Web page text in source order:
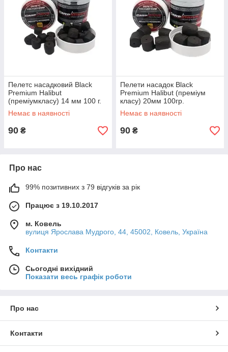
Пелетс насадковий Black
Premium Halibut
(преміумкласу) 14 мм 100 г.
Немає в наявності
90 ₴
Пелети насадок Black
Premium Halibut (преміум
класу) 20мм 100гр.
Немає в наявності
90 ₴
Про нас
99% позитивних з 79 відгуків за рік
Працює з 19.10.2017
м. Ковель
вулиця Ярослава Мудрого, 44, 45002, Ковель, Україна
Контакти
Сьогодні вихідний
Показати весь графік роботи
Про нас
Контакти